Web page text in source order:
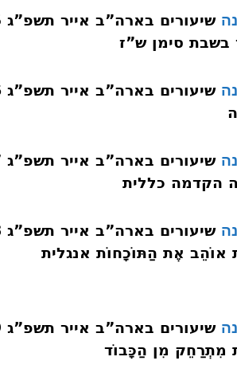
בשבת סימן ש”ז
הקדמה כללית
אוֹהֵב אֶת הַתּוֹכָחוֹת אנגלית
מִתְרַחֵק מִן הַכָּבוֹד